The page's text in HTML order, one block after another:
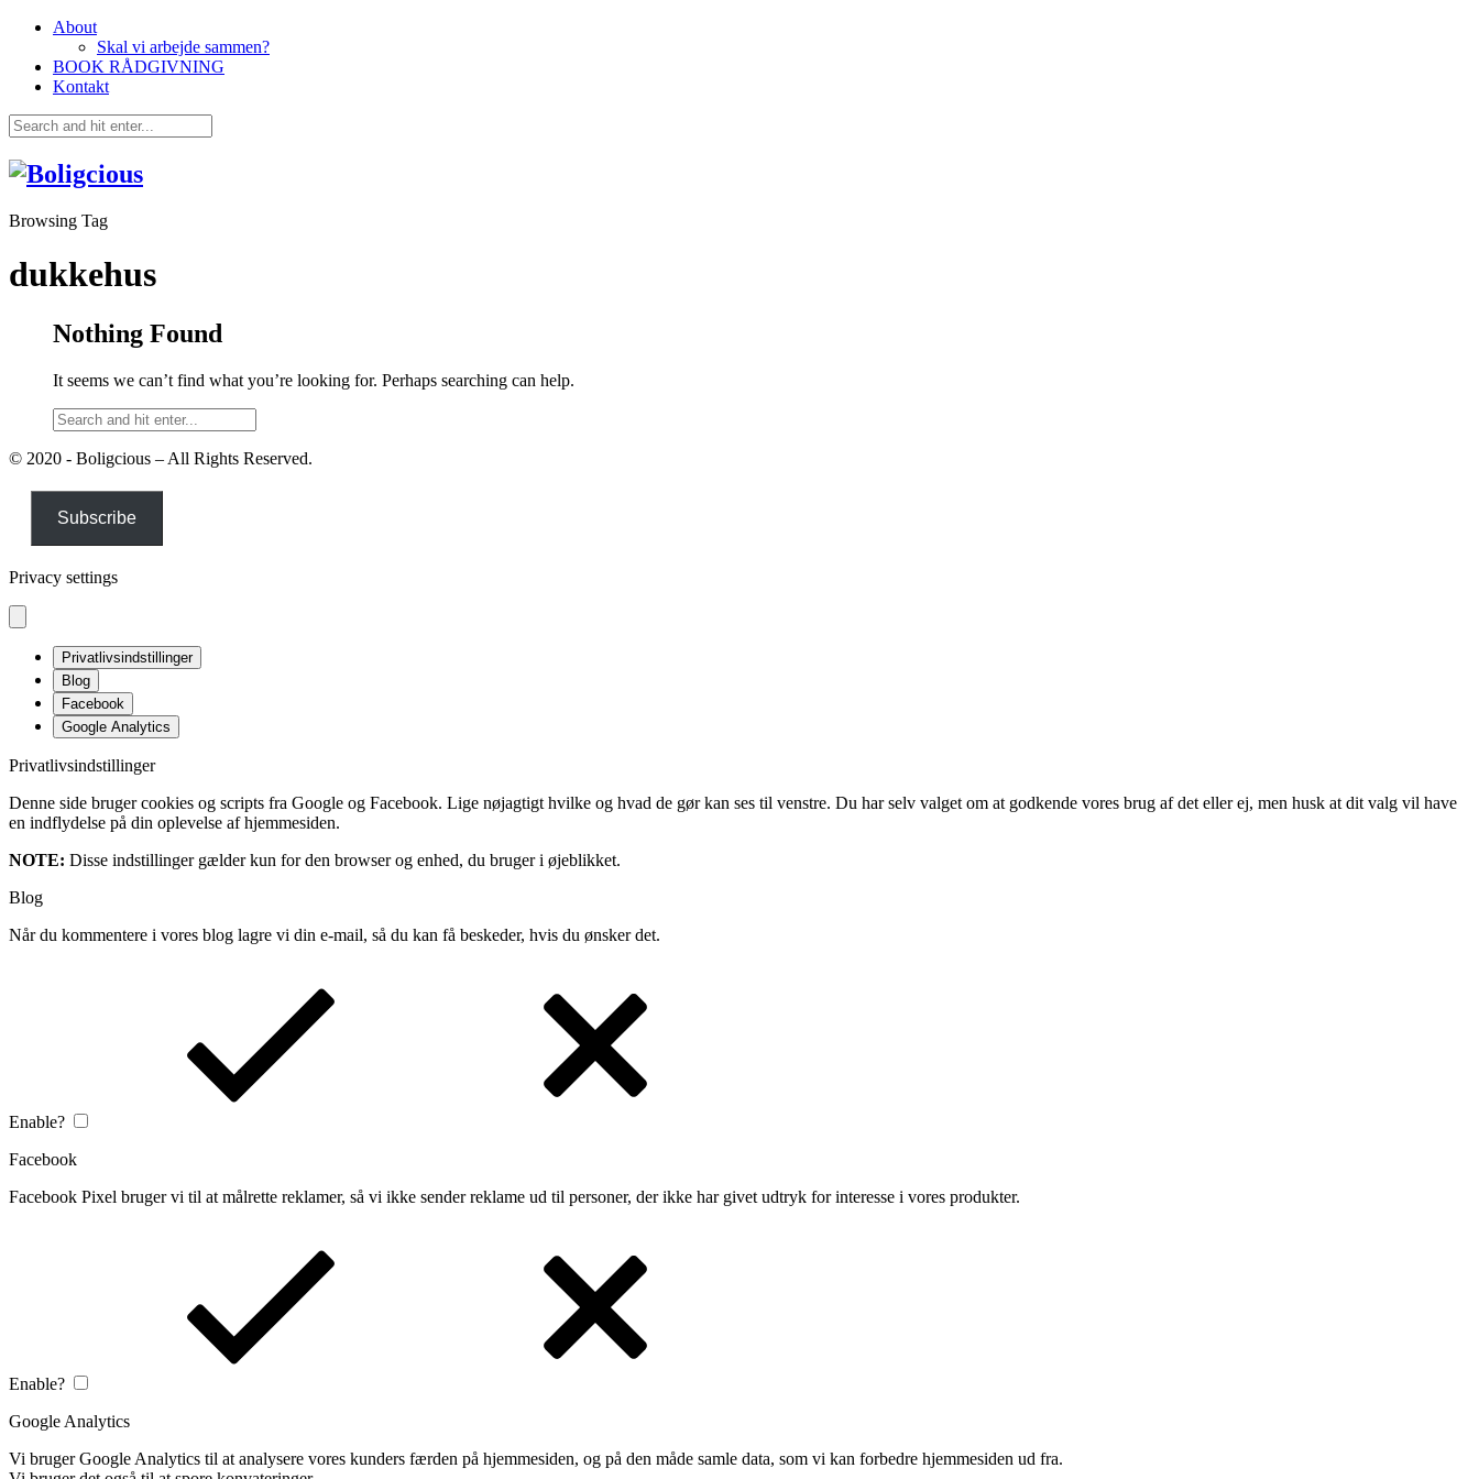
About
Skal vi arbejde sammen?
BOOK RÅDGIVNING
Kontakt
Browsing Tag
dukkehus
Nothing Found
It seems we can’t find what you’re looking for. Perhaps searching can help.
© 2020 - Boligcious – All Rights Reserved.
Subscribe
Privacy settings
Privatlivsindstillinger
Blog
Facebook
Google Analytics
Privatlivsindstillinger
Denne side bruger cookies og scripts fra Google og Facebook. Lige nøjagtigt hvilke og hvad de gør kan ses til venstre. Du har selv valget om at godkende vores brug af det eller ej, men husk at dit valg vil have
en indflydelse på din oplevelse af hjemmesiden.
NOTE: Disse indstillinger gælder kun for den browser og enhed, du bruger i øjeblikket.
Blog
Når du kommentere i vores blog lagre vi din e-mail, så du kan få beskeder, hvis du ønsker det.
Enable?
Facebook
Facebook Pixel bruger vi til at målrette reklamer, så vi ikke sender reklame ud til personer, der ikke har givet udtryk for interesse i vores produkter.
Enable?
Google Analytics
Vi bruger Google Analytics til at analysere vores kunders færden på hjemmesiden, og på den måde samle data, som vi kan forbedre hjemmesiden ud fra.